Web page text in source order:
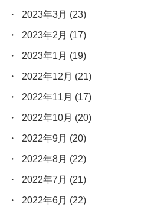
2023年3月 (23)
2023年2月 (17)
2023年1月 (19)
2022年12月 (21)
2022年11月 (17)
2022年10月 (20)
2022年9月 (20)
2022年8月 (22)
2022年7月 (21)
2022年6月 (22)